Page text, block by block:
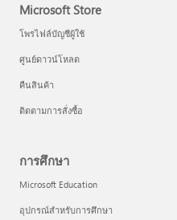
Microsoft Store
โพรไฟล์บัญชีผู้ใช้
ศูนย์ดาวน์โหลด
คืนสินค้า
ติดตามการสั่งซื้อ
การศึกษา
Microsoft Education
อุปกรณ์สำหรับการศึกษา